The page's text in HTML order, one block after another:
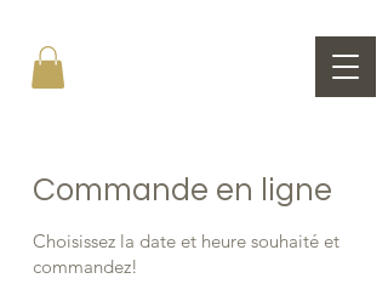
Commande en ligne
Choisissez la date et heure souhaité et
commandez!